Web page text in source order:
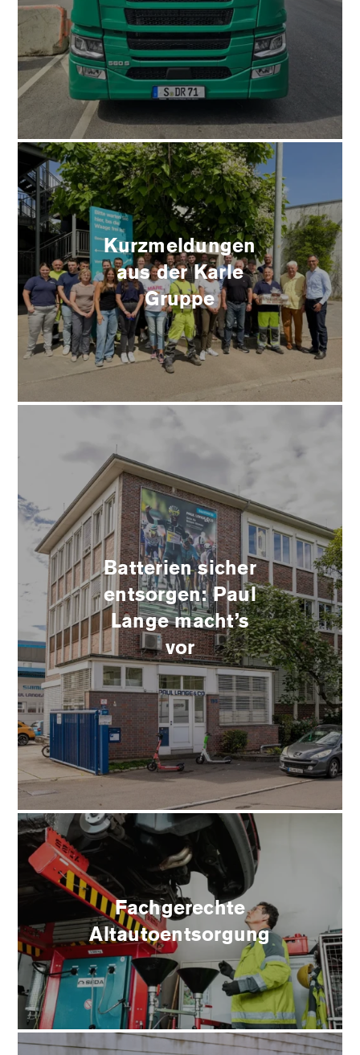
Kurzmeldungen
aus der Karle
Gruppe
Batterien sicher
entsorgen: Paul
Lange macht’s
vor
Fachgerechte
Altautoentsorgung